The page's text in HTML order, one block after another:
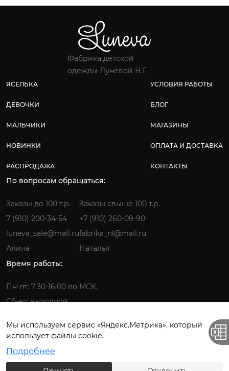
Фабрика детской
одежды Лунёвой Н.Г.
ЯСЕЛЬКА
ДЕВОЧКИ
МАЛЬЧИКИ
НОВИНКИ
РАСПРОДАЖА
УСЛОВИЯ РАБОТЫ
БЛОГ
МАГАЗИНЫ
ОПЛАТА И ДОСТАВКА
КОНТАКТЫ
По вопросам обращаться:
Заказы до 100 т.р.
7 (910) 200-34-54
luneva_sale@mail.ru
Алина
Заказы свыше 100 т.р.
+7 (910) 260-09-90
fabrika_nl@mail.ru
Наталья
Время работы:
Пн-пт: 7:30-16:00 по МСК,
Сб-вс: выходной
Фабрика детской одежды © 2026.
Мы используем сервис «Яндекс.Метрика», который
использует файлы cookie.
Подробнее